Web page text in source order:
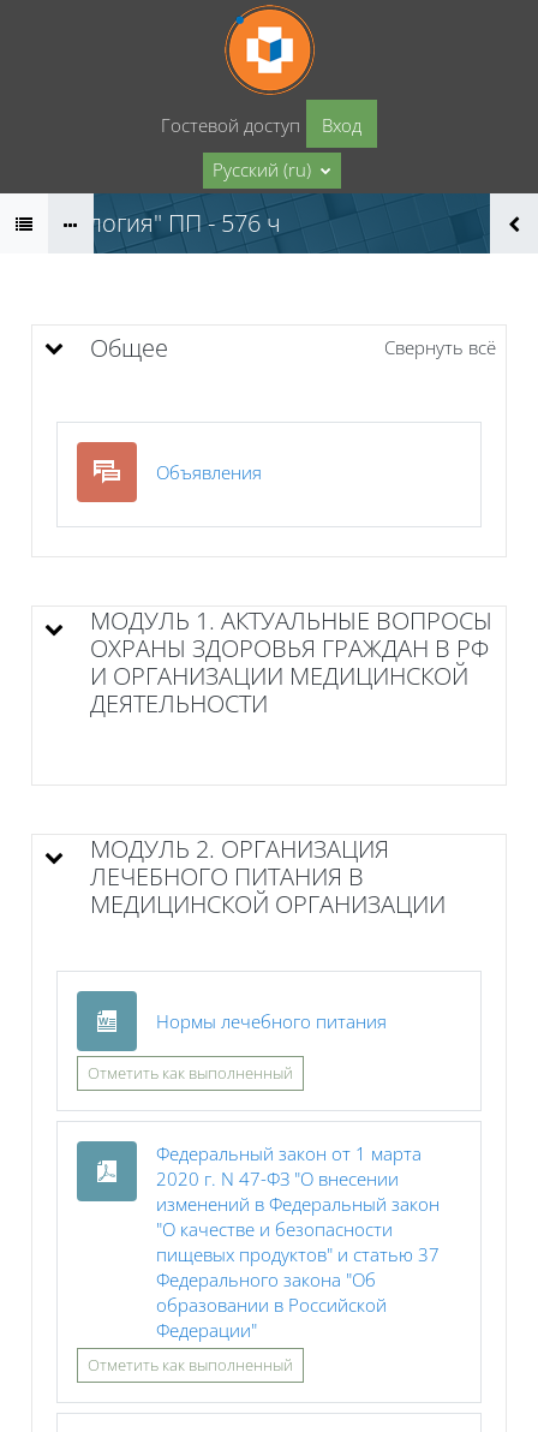
Перейти к основному содержанию
Гостевой доступ
Вход
Русский ‎(ru)‎
"Диетология" ПП - 576 ч
Тематический план
Общее Свернуть всё
Объявления
МОДУЛЬ 1. АКТУАЛЬНЫЕ ВОПРОСЫ
ОХРАНЫ ЗДОРОВЬЯ ГРАЖДАН В РФ
И ОРГАНИЗАЦИИ МЕДИЦИНСКОЙ
ДЕЯТЕЛЬНОСТИ
МОДУЛЬ 2. ОРГАНИЗАЦИЯ
ЛЕЧЕБНОГО ПИТАНИЯ В
МЕДИЦИНСКОЙ ОРГАНИЗАЦИИ
Нормы лечебного питания
Отметить как выполненный
Федеральный закон от 1 марта
2020 г. N 47-ФЗ "О внесении
изменений в Федеральный закон
"О качестве и безопасности
пищевых продуктов" и статью 37
Федерального закона "Об
образовании в Российской
Федерации"Файл
Отметить как выполненный